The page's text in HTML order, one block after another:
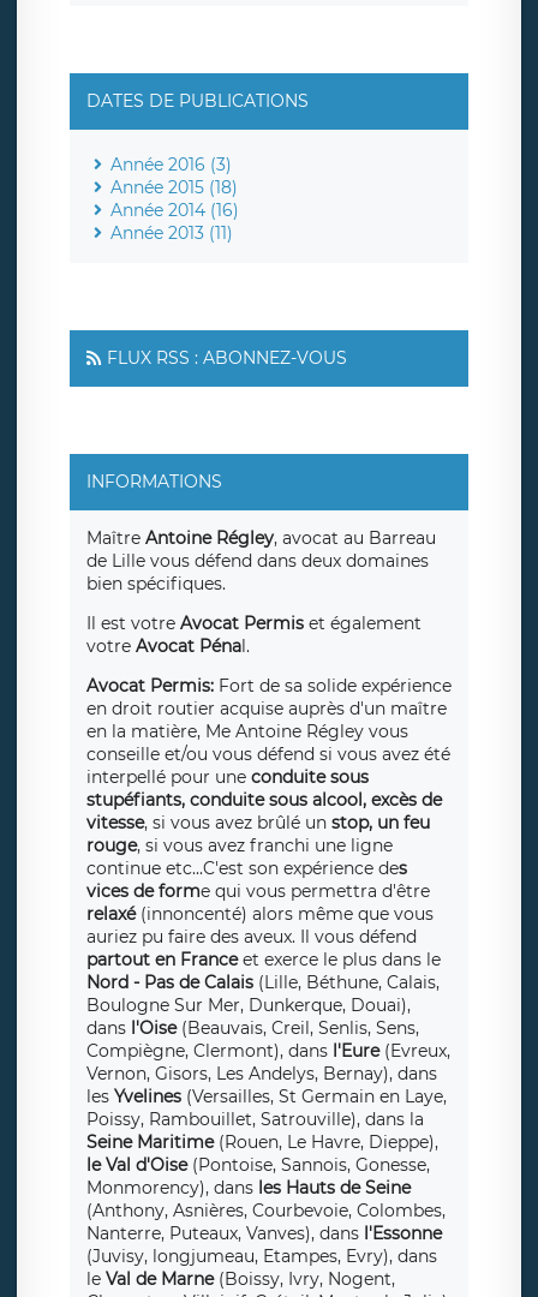
DATES DE PUBLICATIONS
Année 2016 (3)
Année 2015 (18)
Année 2014 (16)
Année 2013 (11)
FLUX RSS : ABONNEZ-VOUS
INFORMATIONS
Maître Antoine Régley, avocat au Barreau
de Lille vous défend dans deux domaines
bien spécifiques.
Il est votre Avocat Permis et également
votre Avocat Péna l.
Avocat Permis: Fort de sa solide expérience
en droit routier acquise auprès d'un maître
en la matière, Me Antoine Régley vous
conseille et/ou vous défend si vous avez été
interpellé pour une conduite sous
stupéfiants, conduite sous alcool, excès de
vitesse, si vous avez brûlé un stop, un feu
rouge, si vous avez franchi une ligne
continue etc...C'est son expérience des
vices de forme qui vous permettra d'être
relaxé(innoncenté) alors même que vous
auriez pu faire des aveux. Il vous défend
partout en Franceet exerce le plus dans le
Nord - Pas de Calais (Lille, Béthune, Calais,
Boulogne Sur Mer, Dunkerque, Douai),
dans l'Oise(Beauvais, Creil, Senlis, Sens,
Compiègne, Clermont), dans l'Eure(Evreux,
Vernon, Gisors, Les Andelys, Bernay), dans
les Yvelines (Versailles, St Germain en Laye,
Poissy, Rambouillet, Satrouville), dans la
Seine Maritime (Rouen, Le Havre, Dieppe),
le Val d'Oise(Pontoise, Sannois, Gonesse,
Monmorency), dans les Hauts de Seine
(Anthony, Asnières, Courbevoie, Colombes,
Nanterre, Puteaux, Vanves), dans l'Essonne
(Juvisy, longjumeau, Etampes, Evry), dans
le Val de Marne(Boissy, Ivry, Nogent,